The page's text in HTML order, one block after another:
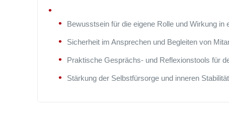
Bewusstsein für die eigene Rolle und Wirkung in
Sicherheit im Ansprechen und Begleiten von
Praktische Gesprächs- und Reflexionstools für
Stärkung der Selbstfürsorge und inneren Stabilität